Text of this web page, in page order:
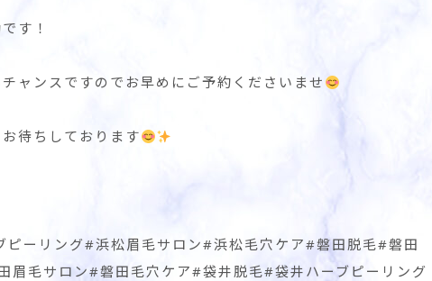
す！
ャンスですのでお早めにご予約くださいませ
待ちしております
ピーリング#浜松眉毛サロン#浜松毛穴ケア#磐田脱毛#磐田
眉毛サロン#磐田毛穴ケア#袋井脱毛#袋井ハーブピーリング